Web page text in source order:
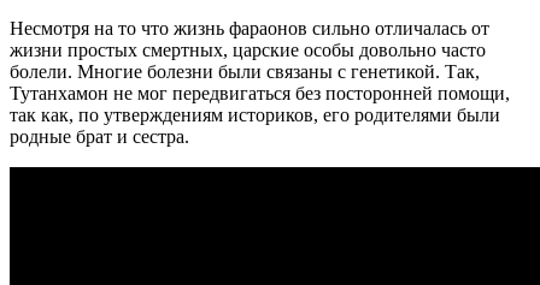
Несмотря на то что жизнь фараонов сильно отличалась от
жизни простых смертных, царские особы довольно часто
болели. Многие болезни были связаны с генетикой. Так,
Тутанхамон не мог передвигаться без посторонней помощи,
так как, по утверждениям историков, его родителями были
родные брат и сестра.